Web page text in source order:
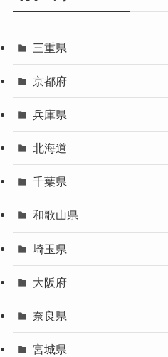
三重県
京都府
兵庫県
北海道
千葉県
和歌山県
埼玉県
大阪府
奈良県
宮城県